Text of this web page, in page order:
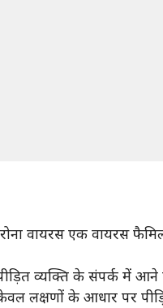
वायरस एक वायरस
व्यक्ति के संपर्क में आने पर
लक्षणों के आधार पर